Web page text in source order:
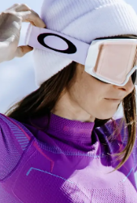
amely
nadrág hosszú
Az anyag
Fektessen
minden